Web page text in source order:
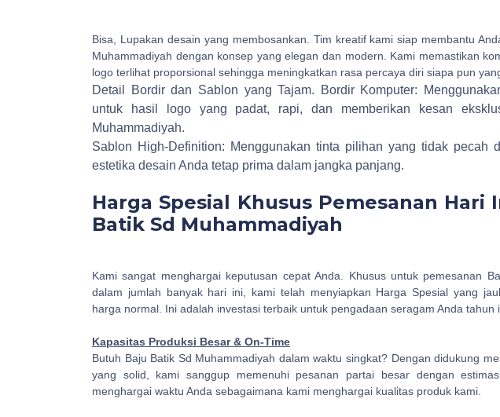
Bisa, Lupakan desain yang membosankan. Tim kreatif kami siap membantu
Muhammadiyah dengan konsep yang elegan dan modern. Kami memastikan
logo terlihat proporsional sehingga meningkatkan rasa percaya diri siapa pun
Detail Bordir dan Sablon yang Tajam.
Bordir Komputer:
untuk hasil logo yang padat, rapi, dan memberikan kesan
Muhammadiyah.
Sablon High-Definition: Menggunakan tinta pilihan yang tidak pecah
estetika desain Anda tetap prima dalam jangka panjang.
Harga Spesial Khusus Pemesanan
Batik Sd Muhammadiyah
Kami sangat menghargai keputusan cepat Anda. Khusus untuk pemesanan
dalam jumlah banyak hari ini, kami telah menyiapkan Harga Spesial yang
harga normal. Ini adalah investasi terbaik untuk pengadaan seragam Anda tahun
Kapasitas Produksi Besar & On-Time
Butuh Baju Batik Sd Muhammadiyah dalam waktu singkat? Dengan didukung
yang solid, kami sanggup memenuhi pesanan partai besar dengan
menghargai waktu Anda sebagaimana kami menghargai kualitas produk kami.